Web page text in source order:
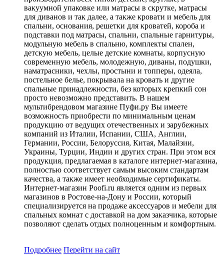
вакуумной упаковке или матрасы в скрутке, матрасы
для диванов и так далее, а также кровати и мебель для
спальни, основания, решетки для кроватей, короба и
подставки под матрасы, спальни, спальные гарнитуры,
модульную мебель в спальню, комплекты спален,
детскую мебель, целые детские комнаты, корпусную
современную мебель, молодежную, диваны, подушки,
наматрасники, чехлы, простыни и топперы, одеяла,
постельное белье, покрывала на кровать и другие
спальные принадлежности, без которых крепкий сон
просто невозможно представить. В нашем
мультибрендовом магазине Пуфи.ру Вы имеете
возможность приобрести по минимальным ценам
продукцию от ведущих отечественных и зарубежных
компаний из Италии, Испании, США, Англии,
Германии, России, Белоруссия, Китая, Малайзии,
Украины, Турции, Индии и других стран. При этом вся
продукция, предлагаемая в каталоге интернет-магазина,
полностью соответствует самым высоким стандартам
качества, а также имеет необходимые сертификаты.
Интернет-магазин Poofi.ru является одним из первых
магазинов в Ростове-на-Дону и России, который
специализируется на продаже аксессуаров и мебели для
спальных комнат с доставкой на дом заказчика, которые
позволяют сделать отдых полноценным и комфортным.
Подробнее Перейти на сайт